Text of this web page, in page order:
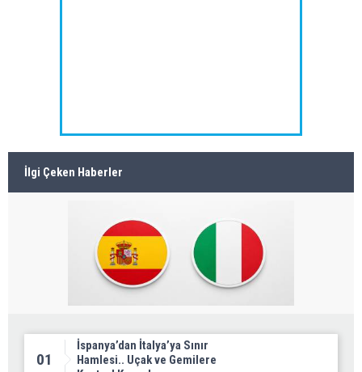
İlgi Çeken Haberler
01
İspanya’dan İtalya’ya Sınır
Hamlesi.. Uçak ve Gemilere